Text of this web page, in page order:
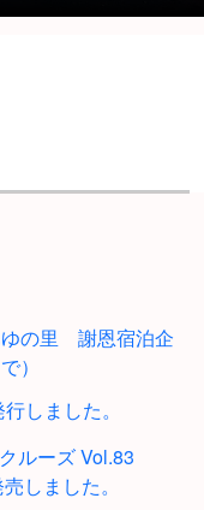
の里 謝恩宿泊企
）
しました。
ルーズ Vol.83
しました。